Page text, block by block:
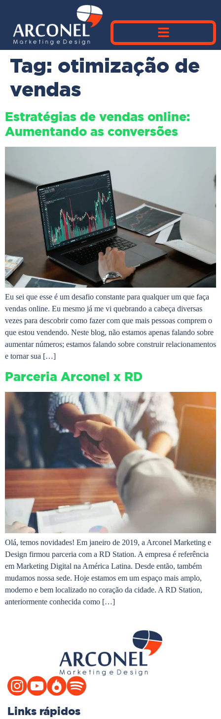
Tag: otimização de
vendas
Estratégias de vendas online:
Aumentando as conversões
Eu sei que esse é um desafio constante para qualquer um que faça
vendas online. Eu mesmo já me vi quebrando a cabeça diversas
vezes para descobrir como fazer com que mais pessoas comprem o
que estou vendendo. Neste blog, não estamos apenas falando sobre
aumentar números; estamos falando sobre construir relacionamentos
e tornar sua […]
Parceria Arconel x RD
Olá, temos novidades! Em janeiro de 2019, a Arconel Marketing e
Design firmou parceria com a RD Station. A empresa é referência
em Marketing Digital na América Latina. Desde então, também
mudamos nossa sede. Hoje estamos em um espaço mais amplo,
moderno e bem localizado no coração da cidade. A RD Station,
anteriormente conhecida como […]
Links rápidos